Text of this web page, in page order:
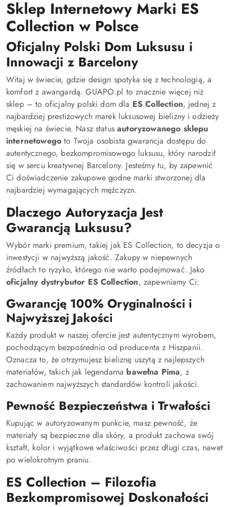
Sklep Internetowy Marki ES
Collection w Polsce
Oficjalny Polski Dom Luksusu i
Innowacji z Barcelony
Witaj w świecie, gdzie design spotyka się z technologią, a
komfort z awangardą. GUAPO.pl to znacznie więcej niż
sklep – to oficjalny polski dom dla ES Collection, jednej z
najbardziej prestiżowych marek luksusowej bielizny i odzieży
męskiej na świecie. Nasz statusautoryzowanego sklepu
internetowego to Twoja osobista gwarancja dostępu do
autentycznego, bezkompromisowego luksusu, który narodził
się w sercu kreatywnej Barcelony. Jesteśmy tu, by zapewnić
Ci doświadczenie zakupowe godne marki stworzonej dla
najbardziej wymagających mężczyzn.
Dlaczego Autoryzacja Jest
Gwarancją Luksusu?
Wybór marki premium, takiej jak ES Collection, to decyzja o
inwestycji w najwyższą jakość. Zakupy w niepewnych
źródłach to ryzyko, którego nie warto podejmować. Jako
oficjalny dystrybutor ES Collection, zapewniamy Ci:
Gwarancję 100% Oryginalności i
Najwyższej Jakości
Każdy produkt w naszej ofercie jest autentycznym wyrobem,
pochodzącym bezpośrednio od producenta z Hiszpanii.
Oznacza to, że otrzymujesz bieliznę uszytą z najlepszych
materiałów, takich jak legendarna bawełna Pima, z
zachowaniem najwyższych standardów kontroli jakości.
Pewność Bezpieczeństwa i Trwałości
Kupując w autoryzowanym punkcie, masz pewność, że
materiały są bezpieczne dla skóry, a produkt zachowa swój
kształt, kolor i wyjątkowe właściwości przez długi czas, nawet
po wielokrotnym praniu.
ES Collection – Filozofia
Bezkompromisowej Doskonałości